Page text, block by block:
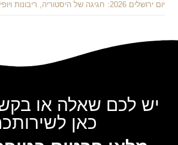
יום ירושלים 2026: חגיגה של היסטוריה, ריבונות ויופי נצחי
יש לכם שאלה או
כאן